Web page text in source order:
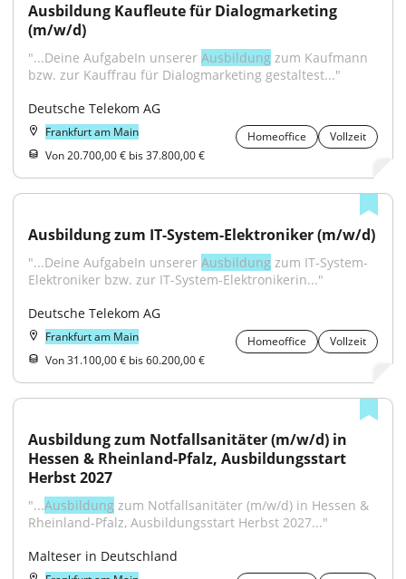
Ausbildung Kaufleute für Dialogmarketing
(m/w/d)
"...Deine AufgabeIn unserer Ausbildung zum Kaufmann
bzw. zur Kauffrau für Dialogmarketing gestaltest..."
Deutsche Telekom AG
Frankfurt am Main Homeoffice
Vollzeit
Von 20.700,00 € bis 37.800,00 €
Ausbildung zum IT-System-Elektroniker (m/w/d)
"...Deine AufgabeIn unserer Ausbildung zum IT-System-
Elektroniker bzw. zur IT-System-Elektronikerin..."
Deutsche Telekom AG
Frankfurt am Main Homeoffice
Vollzeit
Von 31.100,00 € bis 60.200,00 €
Ausbildung zum Notfallsanitäter (m/w/d) in
Hessen & Rheinland-Pfalz, Ausbildungsstart
Herbst 2027
"...Ausbildung zum Notfallsanitäter (m/w/d) in Hessen &
Rheinland-Pfalz, Ausbildungsstart Herbst 2027..."
Malteser in Deutschland